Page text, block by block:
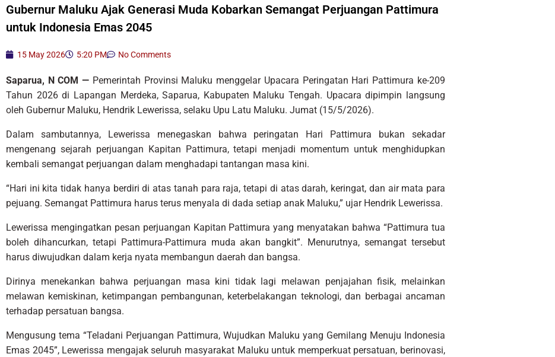
Gubernur Maluku Ajak Generasi Muda Kobarkan Semangat Perjuangan Pattimura
untuk Indonesia Emas 2045
15 May 2026 5:20 PM No Comments
Saparua, N COM — Pemerintah Provinsi Maluku menggelar Upacara Peringatan Hari Pattimura ke-209
Tahun 2026 di Lapangan Merdeka, Saparua, Kabupaten Maluku Tengah. Upacara dipimpin langsung
oleh Gubernur Maluku, Hendrik Lewerissa, selaku Upu Latu Maluku. Jumat (15/5/2026).
Dalam sambutannya, Lewerissa menegaskan bahwa peringatan Hari Pattimura bukan sekadar
mengenang sejarah perjuangan Kapitan Pattimura, tetapi menjadi momentum untuk menghidupkan
kembali semangat perjuangan dalam menghadapi tantangan masa kini.
“Hari ini kita tidak hanya berdiri di atas tanah para raja, tetapi di atas darah, keringat, dan air mata para
pejuang. Semangat Pattimura harus terus menyala di dada setiap anak Maluku,” ujar Hendrik Lewerissa.
Lewerissa mengingatkan pesan perjuangan Kapitan Pattimura yang menyatakan bahwa “Pattimura tua
boleh dihancurkan, tetapi Pattimura-Pattimura muda akan bangkit”. Menurutnya, semangat tersebut
harus diwujudkan dalam kerja nyata membangun daerah dan bangsa.
Dirinya menekankan bahwa perjuangan masa kini tidak lagi melawan penjajahan fisik, melainkan
melawan kemiskinan, ketimpangan pembangunan, keterbelakangan teknologi, dan berbagai ancaman
terhadap persatuan bangsa.
Mengusung tema “Teladani Perjuangan Pattimura, Wujudkan Maluku yang Gemilang Menuju Indonesia
Emas 2045”, Lewerissa mengajak seluruh masyarakat Maluku untuk memperkuat persatuan, berinovasi,